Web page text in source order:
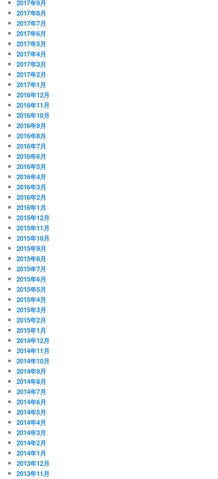
2017年9月
2017年8月
2017年7月
2017年6月
2017年5月
2017年4月
2017年3月
2017年2月
2017年1月
2016年12月
2016年11月
2016年10月
2016年9月
2016年8月
2016年7月
2016年6月
2016年5月
2016年4月
2016年3月
2016年2月
2016年1月
2015年12月
2015年11月
2015年10月
2015年9月
2015年8月
2015年7月
2015年6月
2015年5月
2015年4月
2015年3月
2015年2月
2015年1月
2014年12月
2014年11月
2014年10月
2014年9月
2014年8月
2014年7月
2014年6月
2014年5月
2014年4月
2014年3月
2014年2月
2014年1月
2013年12月
2013年11月